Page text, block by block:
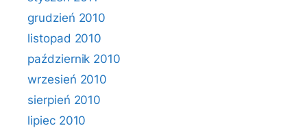
grudzień 2010
listopad 2010
październik 2010
wrzesień 2010
sierpień 2010
lipiec 2010